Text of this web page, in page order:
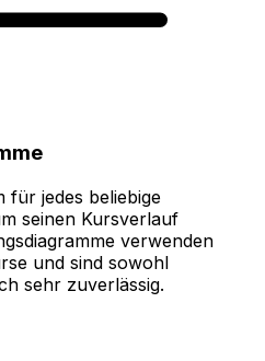
für jedes beliebige
seinen Kursverlauf
verwenden
und sind sowohl
sehr zuverlässig.